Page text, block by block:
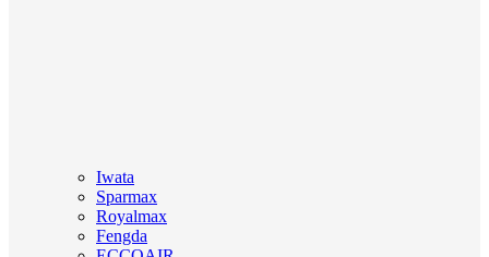
Iwata
Sparmax
Royalmax
Fengda